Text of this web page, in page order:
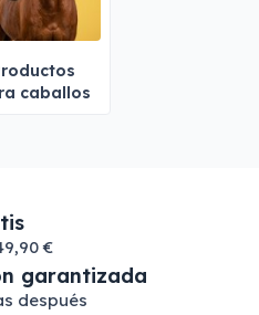
caballos
€
garantizada
después